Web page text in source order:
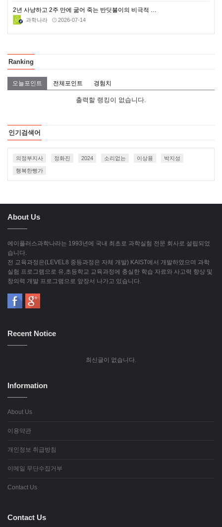
2년 사냥하고 2주 만에 굶어 죽는 반딧불이의 비극적 …
과학나라 2026-07-14
Ranking
오늘포인트 전체포인트 경험치
출력할 랭킹이 없습니다.
인기검색어
의정부지사 정화진 2024 소리없는 이상용 박지성
행복한빵가
About Us
에이플러스과학나라는 1993년에 국내 최초로 과학실험 전문 회사로 설립되었
습니다.
전 교육과정은(LEVEL8 중등과정은 자체 개발) KAIST에서 개발하였으며 과학
실험 프로그램으로 유,초등학교 교육과정에 충실한 학습 자료와 사고력 향상 및
창의력 개발 프로그램으로 앞장서 나가고 있습니다.
Recent Notice
최신글이 없습니다.
Information
About Us
이용약관
개인정보 취급방침
이메일 무단수집거부
Contact Us
Contact Us